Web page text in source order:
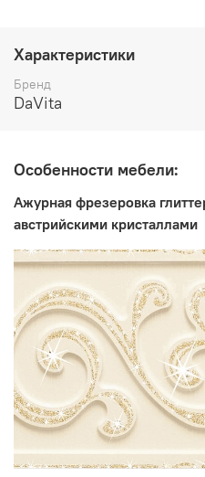
глубина 450 мм
высота 2250 мм
Характеристики
Бренд
DaVita
Особенности мебели:
Ажурная фрезеровка
австрийскими кристаллами